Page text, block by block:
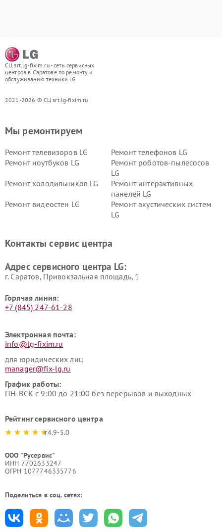
СЦ srt.lg-fixim.ru - сеть сервисных
центров в Саратове по ремонту и
обслуживанию техники LG
2021-2026 © СЦ srt.lg-fixim.ru
Мы ремонтируем
Ремонт телевизоров LG
Ремонт телефонов LG
Ремонт ноутбуков LG
Ремонт роботов-пылесосов
LG
Ремонт холодильников LG
Ремонт интерактивных
панелей LG
Ремонт видеостен LG
Ремонт акустических систем
LG
Ремонт морозильных камер
Ремонт вертикальных
Контакты сервис центра
Адрес сервисного центра LG:
г. Саратов, Привокзальная площадь, 1
Горячая линия:
+7 (845) 247-61-28
Электронная почта:
info@lg-fixim.ru
для юридических лиц
manager@fix-lg.ru
График работы:
ПН-ВСК с 9:00 до 21:00 без перерывов и выходных
Рейтинг сервисного центра
4.9-5.0
ООО "Русервис"
ИНН 7702633247
ОГРН 1077746335776
Поделиться в соц. сетях: